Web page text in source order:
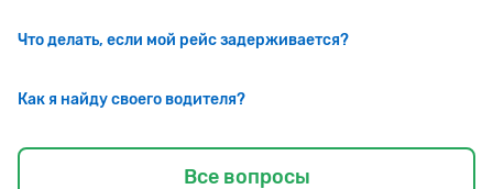
Что делать, если мой рейс задерживается?
Как я найду своего водителя?
Все вопросы